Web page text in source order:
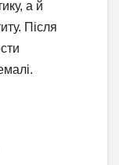
а й
Після